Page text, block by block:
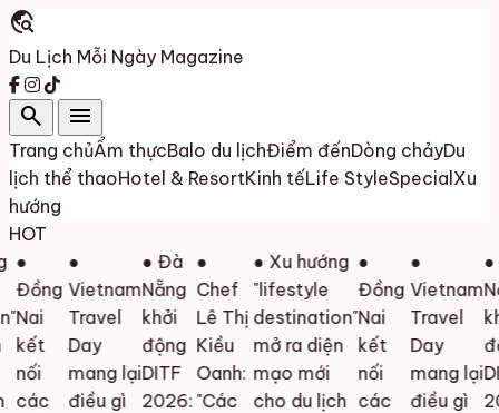
travel_explore
Du Lịch Mỗi Ngày Magazine
search menu
Trang chủẨm thựcBalo du lịchĐiểm đếnDòng chảyDu
lịch thể thaoHotel & ResortKinh tếLife StyleSpecial Xu
hướng
HOT
●
Đồng
Nai
kết
nối
các
Vietnam
Travel
Day
mang lại
điều gì
● Đà
Nẵng
khởi
động
DITF
2026:
●
Chef
Lê Thị
Kiều
Oanh:
"Các
● Xu hướng
"lifestyle
destination"
mở ra diện
mạo mới
cho du lịch
●
Đồng
Nai
kết
nối
các
Vietnam
Travel
Day
mang lại
điều gì
●